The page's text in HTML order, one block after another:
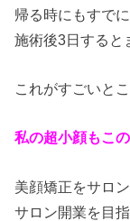
帰る時にもすで
施術後3日すると
これがすごいとこ
私の超小顔もこ
美顔矯正をサロ
サロン開業を目